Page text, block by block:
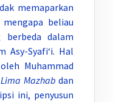
memaparkan
beliau
berbeda dalam
Asy-Syafi‘i. Hal
Muhammad
Mazhab dan
ini, penyusun